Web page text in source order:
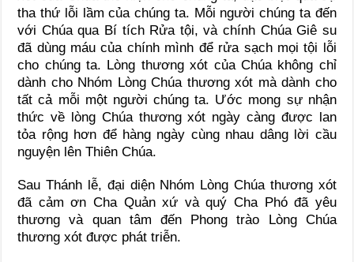
tha thứ lỗi lầm của chúng ta. Mỗi người chúng ta đến
với Chúa qua Bí tích Rửa tội, và chính Chúa Giê su
đã dùng máu của chính mình để rửa sạch mọi tội lỗi
cho chúng ta. Lòng thương xót của Chúa không chỉ
dành cho Nhóm Lòng Chúa thương xót mà dành cho
tất cả mỗi một người chúng ta. Ước mong sự nhận
thức về lòng Chúa thương xót ngày càng được lan
tỏa rộng hơn để hàng ngày cùng nhau dâng lời cầu
nguyện lên Thiên Chúa.
Sau Thánh lễ, đại diện Nhóm Lòng Chúa thương xót
đã cảm ơn Cha Quản xứ và quý Cha Phó đã yêu
thương và quan tâm đến Phong trào Lòng Chúa
thương xót được phát triễn.